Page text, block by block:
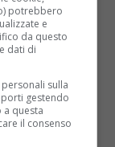
che,
in conto e
La
si
di nocciole,
potrebbero
e
da questo
dati di
sulla
gestendo
a questa
il consenso